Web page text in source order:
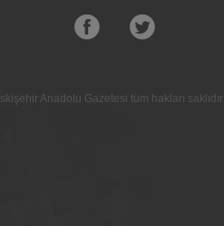
Anadolu Gazetesi tüm hakları saklıdır